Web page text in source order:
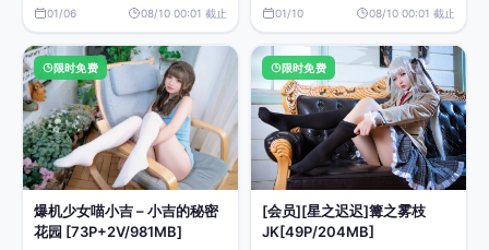
01/06
08/10 00:01 截止
01/10
08/10 00:01 截止
限时免费
爆机少女喵小吉 – 小吉的秘密
花园 [73P+2V/981MB]
限时免费
[会员][星之迟迟]篝之雾枝
JK[49P/204MB]